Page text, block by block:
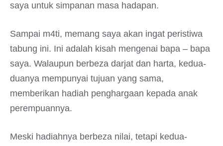
saya untuk simpanan masa hadapan.
Sampai m4ti, memang saya akan ingat peristiwa
tabung ini. Ini adalah kisah mengenai bapa – bapa
saya. Walaupun berbeza darjat dan harta, kedua-
duanya mempunyai tujuan yang sama,
memberikan hadiah penghargaan kepada anak
perempuannya.
Meski hadiahnya berbeza nilai, tetapi kedua-